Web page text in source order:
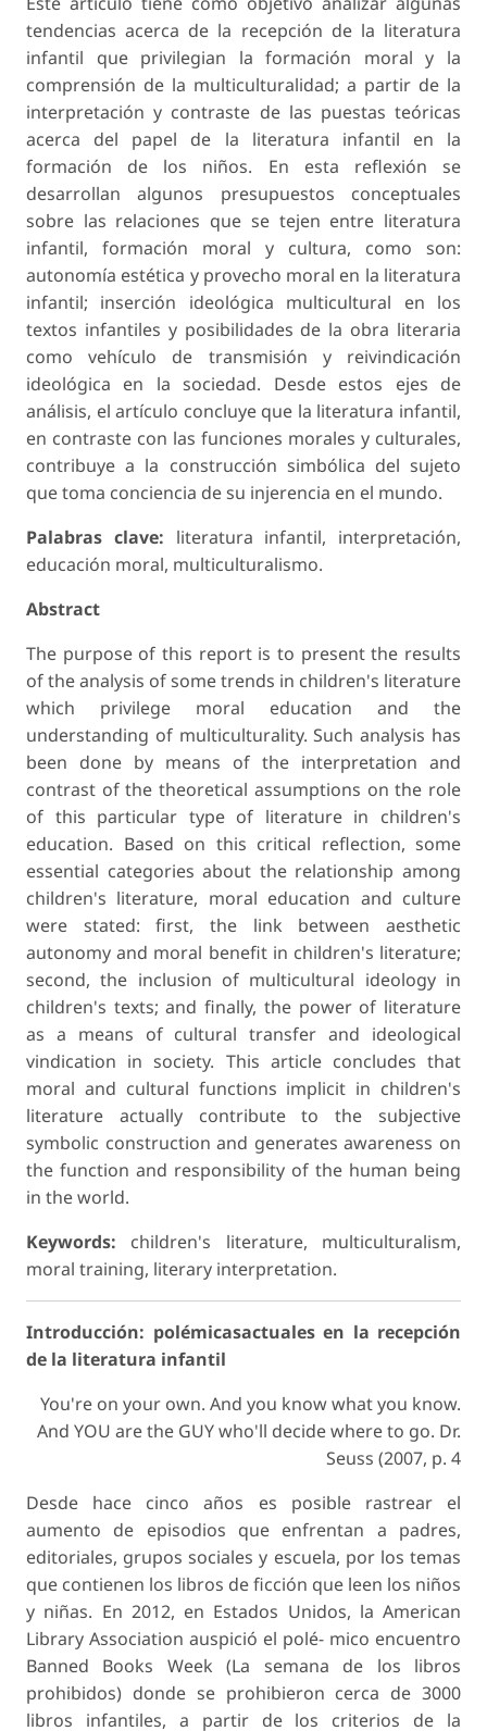
tendencias acerca de la recepción de la literatura
infantil que privilegian la formación moral y la
comprensión de la multiculturalidad; a partir de la
interpretación y contraste de las puestas teóricas
acerca del papel de la literatura infantil en la
formación de los niños. En esta reflexión se
desarrollan algunos presupuestos conceptuales
sobre las relaciones que se tejen entre literatura
infantil, formación moral y cultura, como son:
autonomía estética y provecho moral en la literatura
infantil; inserción ideológica multicultural en los
textos infantiles y posibilidades de la obra literaria
como vehículo de transmisión y reivindicación
ideológica en la sociedad. Desde estos ejes de
análisis, el artículo concluye que la literatura infantil,
en contraste con las funciones morales y culturales,
contribuye a la construcción simbólica del sujeto
que toma conciencia de su injerencia en el mundo.
Palabras clave: literatura infantil, interpretación,
educación moral, multiculturalismo.
Abstract
The purpose of this report is to present the results
of the analysis of some trends in children's literature
which privilege moral education and the
understanding of multiculturality. Such analysis has
been done by means of the interpretation and
contrast of the theoretical assumptions on the role
of this particular type of literature in children's
education. Based on this critical reflection, some
essential categories about the relationship among
children's literature, moral education and culture
were stated: first, the link between aesthetic
autonomy and moral benefit in children's literature;
second, the inclusion of multicultural ideology in
children's texts; and finally, the power of literature
as a means of cultural transfer and ideological
vindication in society. This article concludes that
moral and cultural functions implicit in children's
literature actually contribute to the subjective
symbolic construction and generates awareness on
the function and responsibility of the human being
in the world.
Keywords: children's literature, multiculturalism,
moral training, literary interpretation.
Introducción: polémicasactuales en la recepción
de la literatura infantil
You're on your own. And you know what you know.
And YOU are the GUY who'll decide where to go. Dr.
Seuss (2007, p. 4
Desde hace cinco años es posible rastrear el
aumento de episodios que enfrentan a padres,
editoriales, grupos sociales y escuela, por los temas
que contienen los libros de ficción que leen los niños
y niñas. En 2012, en Estados Unidos, la American
Library Association auspició el polé- mico encuentro
Banned Books Week (La semana de los libros
prohibidos) donde se prohibieron cerca de 3000
libros infantiles, a partir de los criterios de la